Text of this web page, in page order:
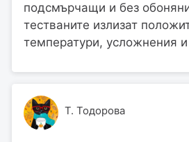
подсмърчащи и без
тестваните излизат
температури, усложнения
Т. Тодорова